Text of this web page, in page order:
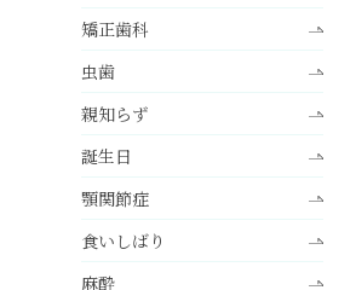
矯正歯科
虫歯
親知らず
誕生日
顎関節症
食いしばり
麻酔